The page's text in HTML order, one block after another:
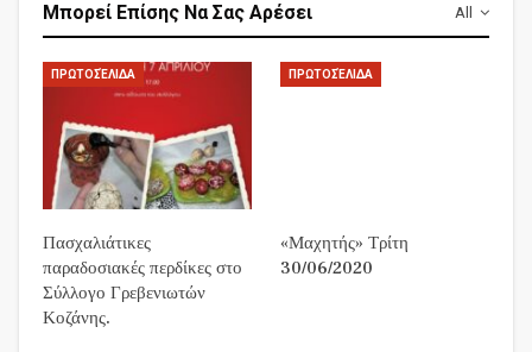
All
Μπορεί Επίσης Να Σας Αρέσει
ΠΡΩΤΟΣΈΛΙΔΑ
Πασχαλιάτικες
παραδοσιακές περδίκες στο
Σύλλογο Γρεβενιωτών
Κοζάνης.
ΠΡΩΤΟΣΈΛΙΔΑ
«Μαχητής» Τρίτη
30/06/2020